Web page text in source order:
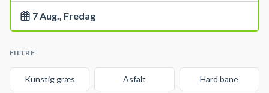
7 Aug., Fredag
FILTRE
Kunstig græs Asfalt Hard bane